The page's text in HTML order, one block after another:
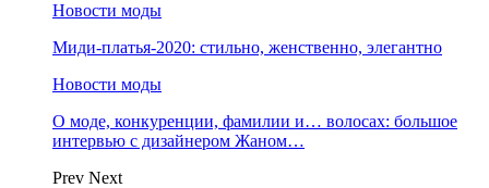
Новости моды
Миди-платья-2020: стильно, женственно, элегантно
Новости моды
О моде, конкуренции, фамилии и… волосах: большое
интервью с дизайнером Жаном…
Prev Next